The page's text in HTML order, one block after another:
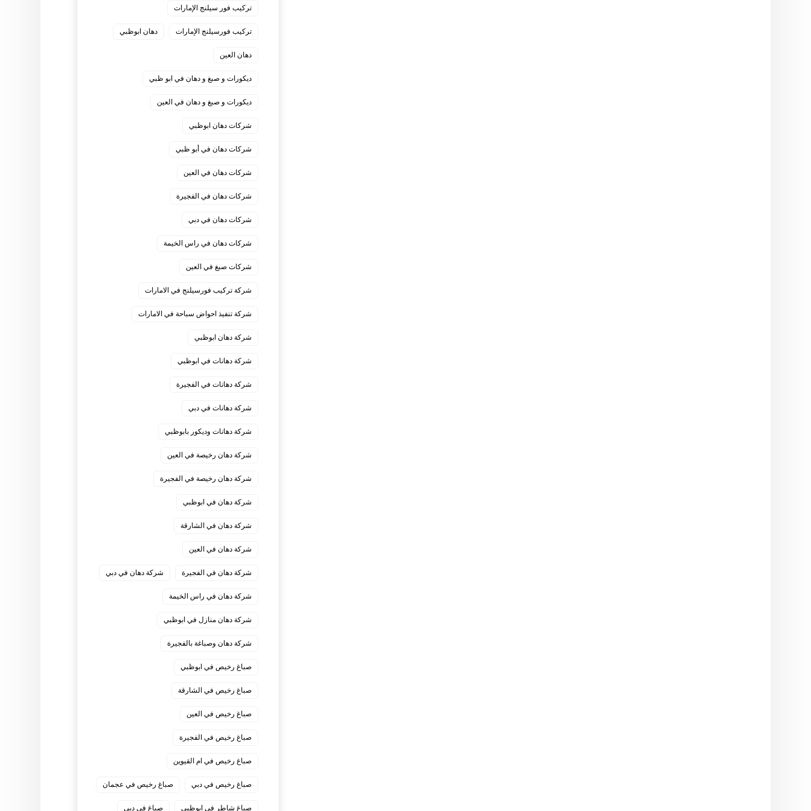
تركيب فور سيلنج الإمارات
تركيب فورسيلنج الإمارات دهان ابوظبي
دهان العين
ديكورات و صبغ و دهان في ابو ظبي
ديكورات و صبغ و دهان في العين
شركات دهان ابوظبي
شركات دهان في أبو ظبي
شركات دهان في العين
شركات دهان في الفجيرة
شركات دهان في دبي
شركات دهان في راس الخيمة
شركات صبغ في العين
شركة تركيب فورسيلنج في الامارات
شركة تنفيذ احواض سباحة في الامارات
شركة دهان ابوظبي
شركة دهانات في ابوظبي
شركة دهانات في الفجيرة
شركة دهانات في دبي
شركة دهانات وديكور بابوظبي
شركة دهان رخيصة في العين
شركة دهان رخيصة في الفجيرة
شركة دهان في ابوظبي
شركة دهان في الشارقة
شركة دهان في العين
شركة دهان في الفجيرة شركة دهان في دبي
شركة دهان في راس الخيمة
شركة دهان منازل في ابوظبي
شركة دهان وصباغة بالفجيرة
صباغ رخيص في ابوظبي
صباغ رخيص في الشارقة
صباغ رخيص في العين
صباغ رخيص في الفجيرة
صباغ رخيص في ام القيوين
صباغ رخيص في دبي صباغ رخيص في عجمان
صباغ شاطر في ابوظبي صباغ في دبي